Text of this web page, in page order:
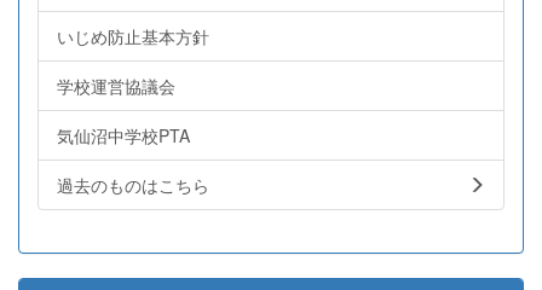
いじめ防止基本方針
学校運営協議会
気仙沼中学校PTA
過去のものはこちら